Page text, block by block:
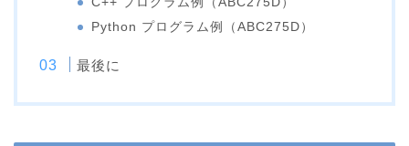
Python プログラム例（ABC275D）
最後に